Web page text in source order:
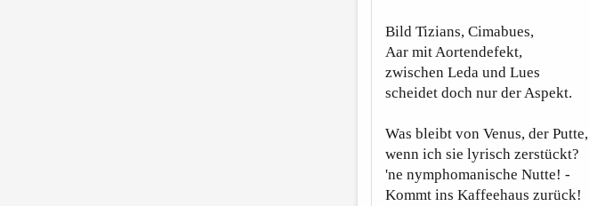
Bild Tizians, Cimabues,
Aar mit Aortendefekt,
zwischen Leda und Lues
scheidet doch nur der Aspekt.
Was bleibt von Venus, der Putte,
wenn ich sie lyrisch zerstückt?
'ne nymphomanische Nutte! -
Kommt ins Kaffeehaus zurück!